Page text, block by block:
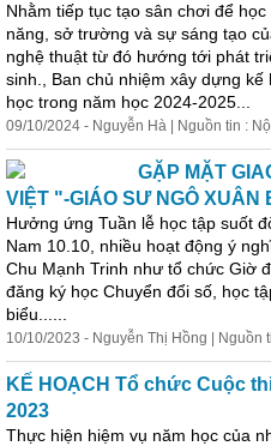
Nhằm tiếp tục tạo sân chơi để
năng, sở trường và sự sáng tạo
nghệ thuật từ đó hướng tới phát
sinh., Ban chủ nhiệm xây dựng
học trong năm học 2024-2025...
09/10/2024 - Nguyễn Hà | Nguồn tin :
GẶP MẶT
VIỆT "-GIÁO SƯ NGÔ XUÂN
Hưởng ứng Tuần lễ học tập suốt
Nam 10.10, nhiều hoạt động ý
Chu Mạnh Trinh như tổ chức Giờ
đăng ký học Chuyển đổi số, học
biểu......
10/10/2023 - Nguyễn Thị Hồng | Nguồn
KẾ HOẠCH Tổ chức Cuộc
2023
Thực hiện hiệm vụ năm học của